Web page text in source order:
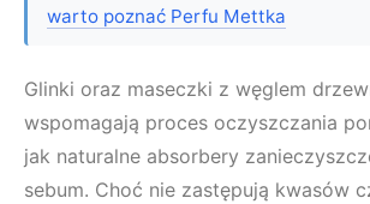
warto poznać Perfu Mettka
Glinki oraz maseczki z węglem
wspomagają proces oczyszczania
jak naturalne absorbery
sebum. Choć nie zastępują kwasów